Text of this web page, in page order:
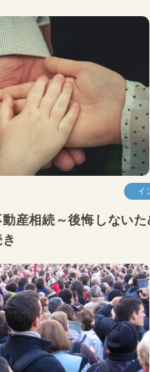
イ
産相続～後悔しない